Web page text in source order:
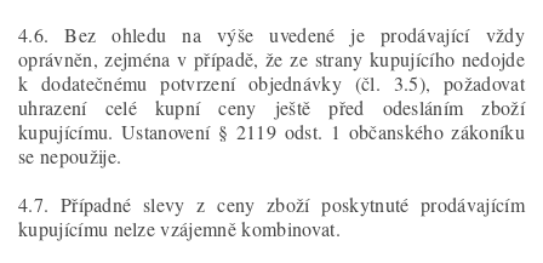
4.6. Bez ohledu na výše uvedené je prodávající vždy
oprávněn, zejména v případě, že ze strany kupujícího nedojde
k dodatečnému potvrzení objednávky (čl. 3.5), požadovat
uhrazení celé kupní ceny ještě před odesláním zboží
kupujícímu. Ustanovení § 2119 odst. 1 občanského zákoníku
se nepoužije.
4.7. Případné slevy z ceny zboží poskytnuté prodávajícím
kupujícímu nelze vzájemně kombinovat.